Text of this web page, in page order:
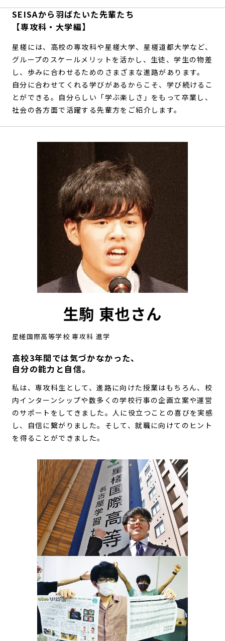
SEISAから羽ばたいた先輩たち
【専攻科・大学編】
星槎には、高校の専攻科や星槎大学、星槎道都大学など、
グループのスケールメリットを活かし、生徒、学生の物差
し、歩みに合わせるためのさまざまな進路があります。
自分に合わせてくれる学びがあるからこそ、学び続けるこ
とができる。自分らしい「学ぶ楽しさ」をもって卒業し、
社会の各方面で活躍する先輩方をご紹介します。
生駒 東也さん
星槎国際高等学校 専攻科 進学
高校3年間では気づかなかった、
自分の能力と自信。
私は、専攻科生として、進路に向けた授業はもちろん、校
内インターンシップや数多くの学校行事の企画立案や運営
のサポートをしてきました。人に役立つことの喜びを実感
し、自信に繋がりました。そして、就職に向けてのヒント
を得ることができました。